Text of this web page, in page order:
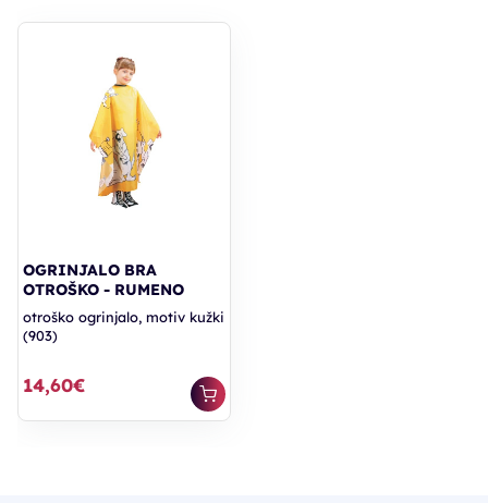
OGRINJALO BRA
OTROŠKO - RUMENO
otroško ogrinjalo, motiv kužki
(903)
14,60€